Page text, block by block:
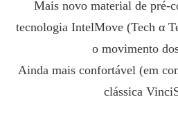
Mais novo material de pré-
tecnologia IntelMove (Tech α
o movimento
Ainda mais confortável (em
clássica